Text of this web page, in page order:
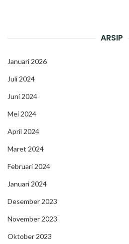
ARSIP
Januari 2026
Juli 2024
Juni 2024
Mei 2024
April 2024
Maret 2024
Februari 2024
Januari 2024
Desember 2023
November 2023
Oktober 2023